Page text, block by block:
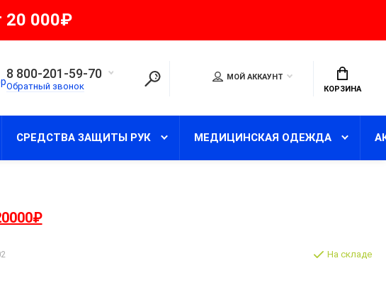
20 000₽
8 800-201-59-70
Обратный звонок
МОЙ АККАУНТ
КОРЗИНА
СРЕДСТВА ЗАЩИТЫ РУК МЕДИЦИНСКАЯ ОДЕЖДА
На складе